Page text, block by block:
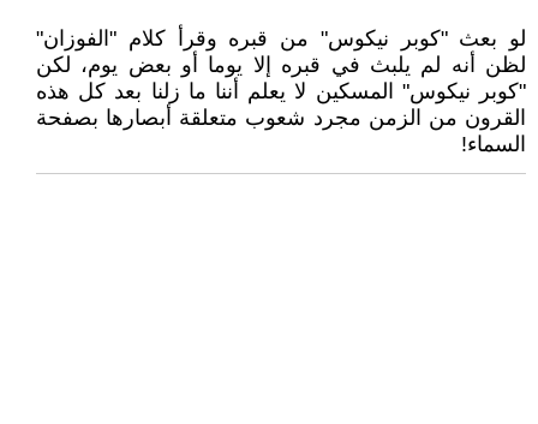
لو بعث "كوبر نيكوس" من قبره وقرأ كلام "الفوزان"
لظن أنه لم يلبث في قبره إلا يوما أو بعض يوم، لكن
"كوبر نيكوس" المسكين لا يعلم أننا ما زلنا بعد كل هذه
القرون من الزمن مجرد شعوب متعلقة أبصارها بصفحة
السماء!